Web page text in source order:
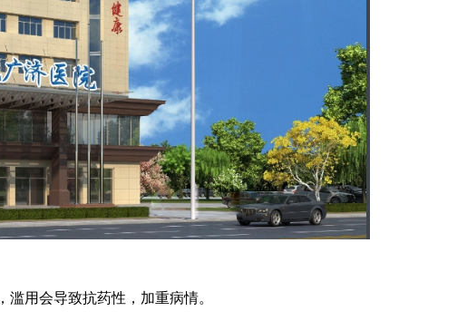
用会导致抗药性，加重病情。